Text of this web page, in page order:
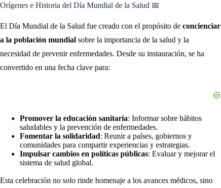
Orígenes e Historia del Día Mundial de la Salud 📅
El Día Mundial de la Salud fue creado con el propósito de concienciar
a la población mundial sobre la importancia de la salud y la
necesidad de prevenir enfermedades. Desde su instauración, se ha
convertido en una fecha clave para:
Promover la educación sanitaria: Informar sobre hábitos
saludables y la prevención de enfermedades.
Fomentar la solidaridad: Reunir a países, gobiernos y
comunidades para compartir experiencias y estrategias.
Impulsar cambios en políticas públicas: Evaluar y mejorar el
sistema de salud global.
Esta celebración no solo rinde homenaje a los avances médicos, sino